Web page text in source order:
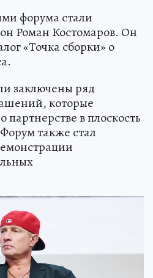
форума стали
Роман Костомаров. Он
«Точка сборки» о
заключены ряд
которые
партнерстве в плоскость
также стал